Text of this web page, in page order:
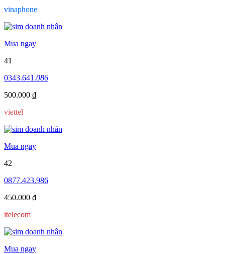
vinaphone
Mua ngay
41
0343.641.086
500.000 ₫
viettel
Mua ngay
42
0877.423.986
450.000 ₫
itelecom
Mua ngay